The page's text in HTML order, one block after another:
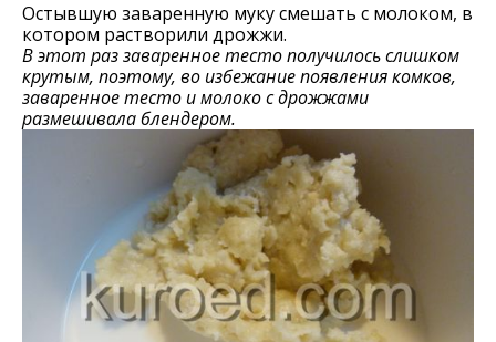
Остывшую заваренную муку смешать с молоком, в
котором растворили дрожжи.
В этот раз заваренное тесто получилось слишком
крутым, поэтому, во избежание появления комков,
заваренное тесто и молоко с дрожжами
размешивала блендером.